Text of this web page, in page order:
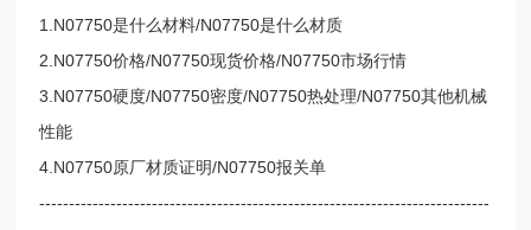
1.N07750是什么材料/N07750是什么材质
2.N07750价格/N07750现货价格/N07750市场行情
3.N07750硬度/N07750密度/N07750热处理/N07750其他机械
性能
4.N07750原厂材质证明/N07750报关单
----------------------------------------------------------------------------